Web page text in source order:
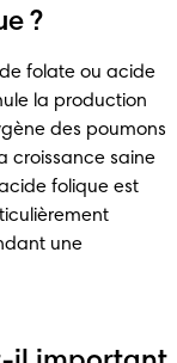
?
folate ou acide
la production
des poumons
croissance saine
folique est
une